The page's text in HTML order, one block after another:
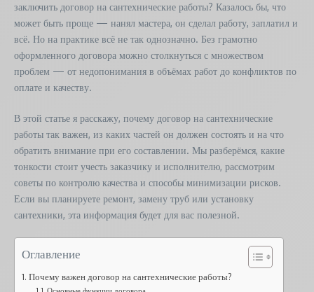
заключить договор на сантехнические работы? Казалось бы, что
может быть проще — нанял мастера, он сделал работу, заплатил и
всё. Но на практике всё не так однозначно. Без грамотно
оформленного договора можно столкнуться с множеством
проблем — от недопонимания в объёмах работ до конфликтов по
оплате и качеству.
В этой статье я расскажу, почему договор на сантехнические
работы так важен, из каких частей он должен состоять и на что
обратить внимание при его составлении. Мы разберёмся, какие
тонкости стоит учесть заказчику и исполнителю, рассмотрим
советы по контролю качества и способы минимизации рисков.
Если вы планируете ремонт, замену труб или установку
сантехники, эта информация будет для вас полезной.
Оглавление
Почему важен договор на сантехнические работы?